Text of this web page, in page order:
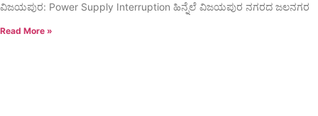
ವಿಜಯಪುರ: Power Supply Interruption ಹಿನ್ನೆಲೆ ವಿಜಯಪುರ ನಗರದ ಜಲನಗರ
Read More »